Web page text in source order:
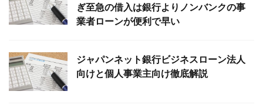
ぎ至急の借入は銀行よりノンバンクの事
業者ローンが便利で早い
ジャパンネット銀行ビジネスローン法人
向けと個人事業主向け徹底解説